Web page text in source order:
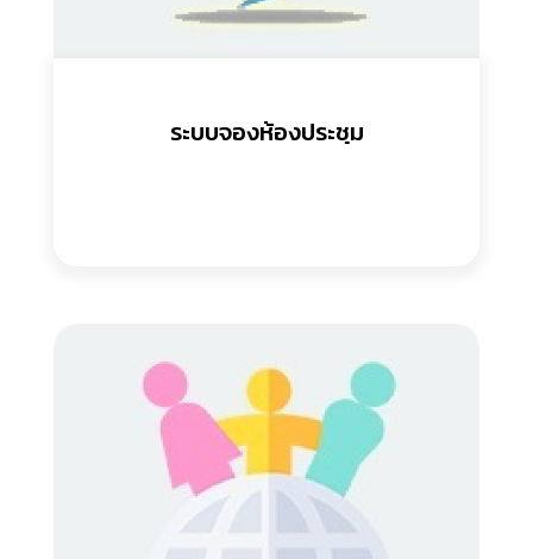
ระบบจองห้องประชุม